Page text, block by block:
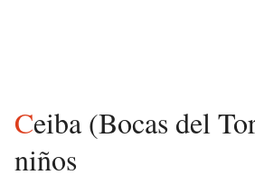
Ceiba (Bocas del Toro) para
niños